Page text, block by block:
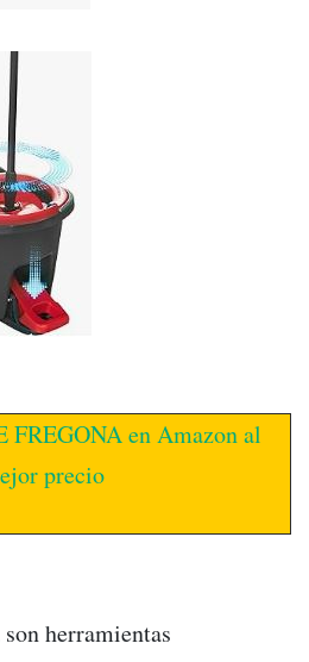
FREGONA en Amazon al
precio
herramientas